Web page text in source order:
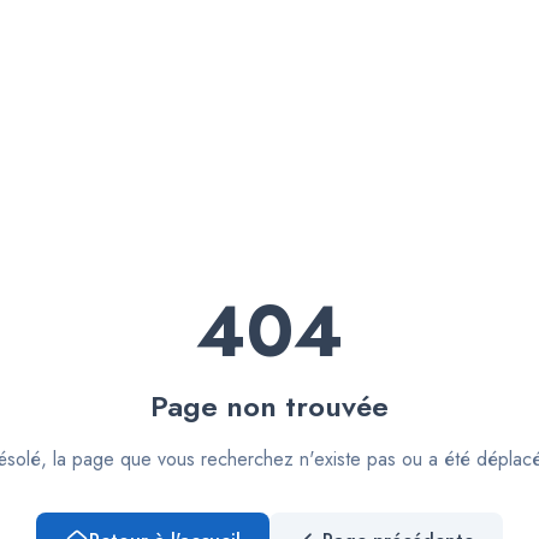
404
Page non trouvée
la page que vous recherchez n'existe pas ou a été